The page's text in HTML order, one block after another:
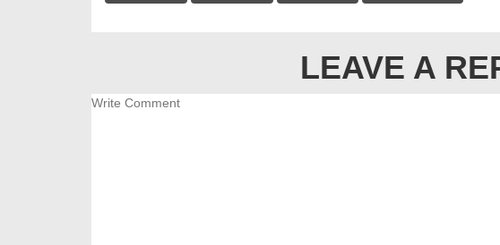
LEAVE A